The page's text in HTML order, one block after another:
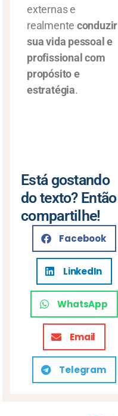
externas e
realmente conduzir
sua vida pessoal e
profissional com
propósito e
estratégia.
Está gostando
do texto? Então
compartilhe!
Facebook
LinkedIn
WhatsApp
Email
Telegram